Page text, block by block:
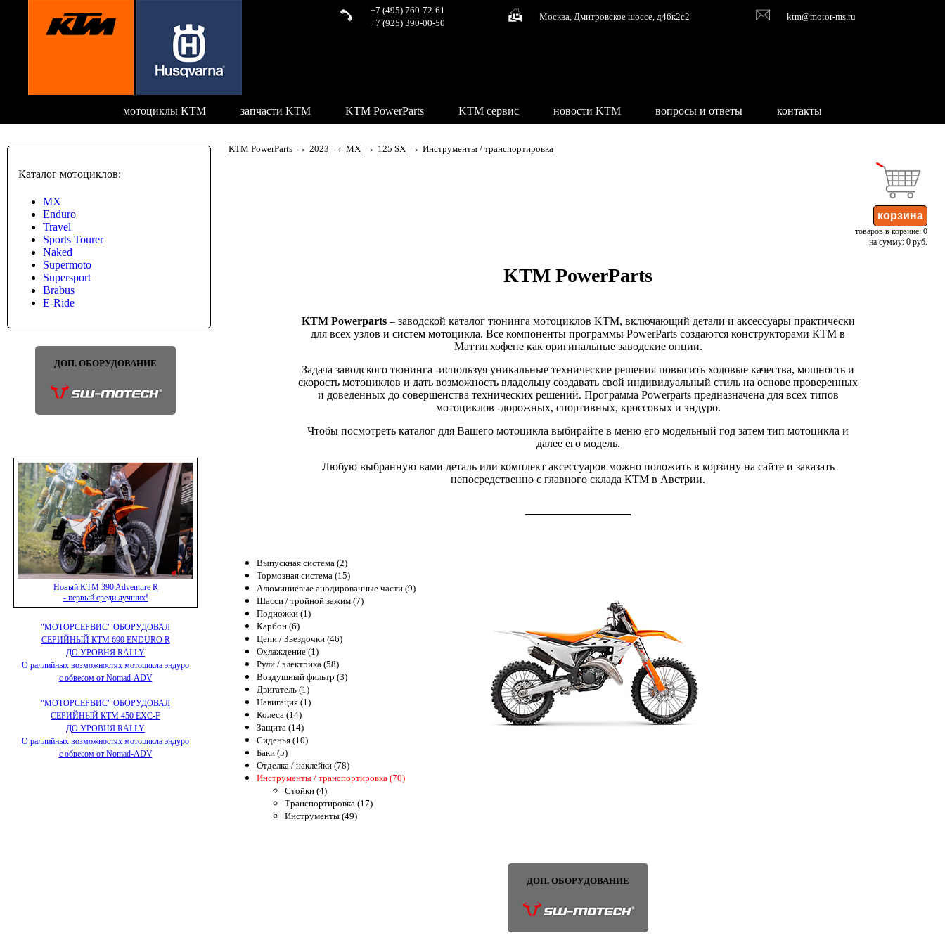
+7 (495) 760-72-61
+7 (925) 390-00-50
Москва, Дмитровское шоссе, д46к2с2 ktm@motor-ms.ru
мотоциклы KTM запчасти KTM KTM PowerParts KTM сервис новости KTM вопросы и ответы контакты
Каталог мотоциклов:
MX
Enduro
Travel
Sports Tourer
Naked
Supermoto
Supersport
Brabus
E-Ride
ДОП. ОБОРУДОВАНИЕ
Новый KTM 390 Adventure R
- первый среди лучших!
"МОТОРСЕРВИС" ОБОРУДОВАЛ
СЕРИЙНЫЙ КТМ 690 ENDURO R
ДО УРОВНЯ RALLY
О раллийных возможностях мотоцикла эндуро
с обвесом от Nomad-ADV
"МОТОРСЕРВИС" ОБОРУДОВАЛ
СЕРИЙНЫЙ КТМ 450 EXC-F
ДО УРОВНЯ RALLY
О раллийных возможностях мотоцикла эндуро
с обвесом от Nomad-ADV
KTM PowerParts → 2023 → MX → 125 SX → Инструменты / транспортировка
товаров в корзине: 0
на сумму: 0 руб.
KTM PowerParts
KTM Powerparts– заводской каталог тюнинга мотоциклов KTM, включающий детали и аксессуары практически
для всех узлов и систем мотоцикла. Все компоненты программы PowerParts создаются конструкторами КТМ в
Маттигхофене как оригинальные заводские опции.
Задача заводского тюнинга -используя уникальные технические решения повысить ходовые качества, мощность и
скорость мотоциклов и дать возможность владельцу создавать свой индивидуальный стиль на основе проверенных
и доведенных до совершенства технических решений. Программа Powerparts предназначена для всех типов
мотоциклов -дорожных, спортивных, кроссовых и эндуро.
Чтобы посмотреть каталог для Вашего мотоцикла выбирайте в меню его модельный год затем тип мотоцикла и
далее его модель.
Любую выбранную вами деталь или комплект аксессуаров можно положить в корзину на сайте и заказать
непосредственно с главного склада КТМ в Австрии.
Выпускная система (2)
Тормозная система (15)
Алюминиевые анодированные части (9)
Шасси / тройной зажим (7)
Подножки (1)
Карбон (6)
Цепи / Звездочки (46)
Охлаждение (1)
Рули / электрика (58)
Воздушный фильтр (3)
Двигатель (1)
Навигация (1)
Колеса (14)
Защита (14)
Сиденья (10)
Баки (5)
Отделка / наклейки (78)
Инструменты / транспортировка (70)
Стойки (4)
Транспортировка (17)
Инструменты (49)
ДОП. ОБОРУДОВАНИЕ